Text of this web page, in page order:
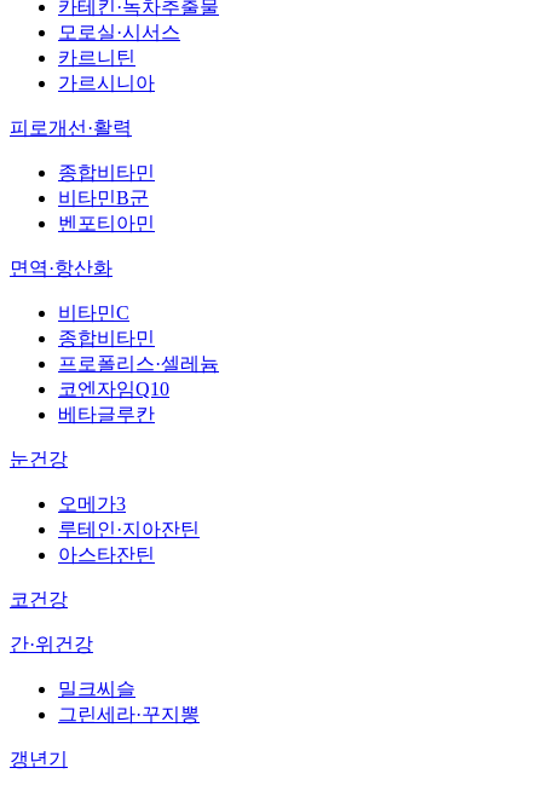
카테킨·녹차추출물
모로실·시서스
카르니틴
가르시니아
피로개선·활력
종합비타민
비타민B군
벤포티아민
면역·항산화
비타민C
종합비타민
프로폴리스·셀레늄
코엔자임Q10
베타글루칸
눈건강
오메가3
루테인·지아잔틴
아스타잔틴
코건강
간·위건강
밀크씨슬
그린세라·꾸지뽕
갱년기